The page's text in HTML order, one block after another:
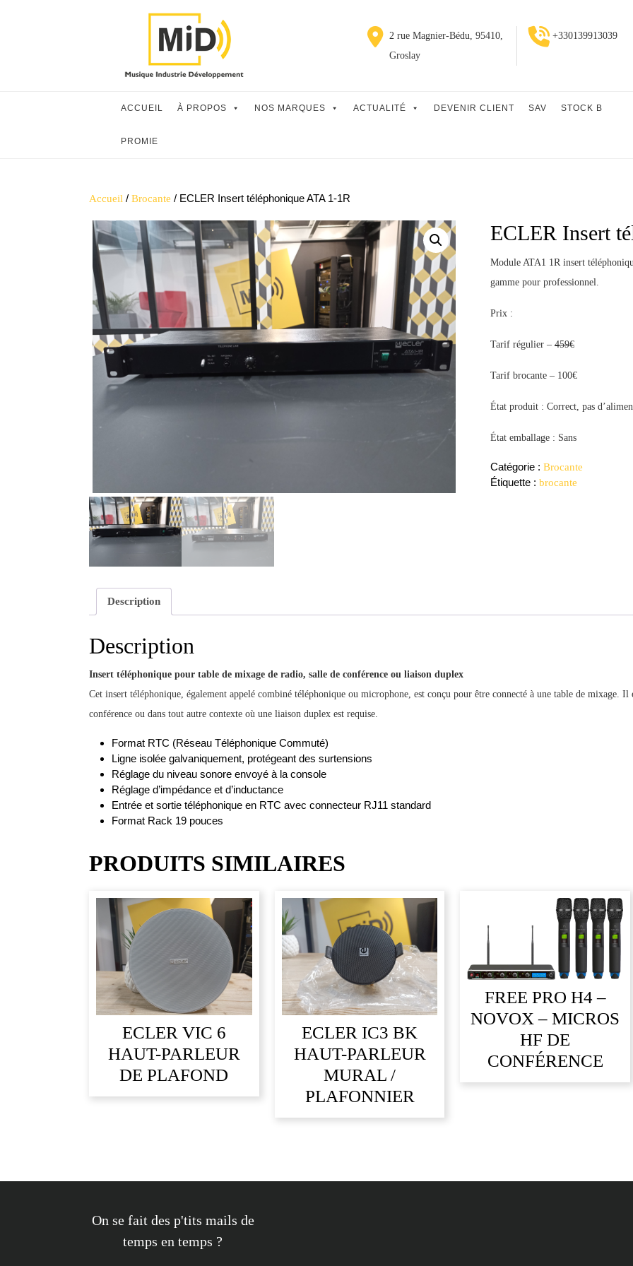
2 rue Magnier-Bédu, 95410,
Groslay
+330139913039
ACCUEIL À PROPOS NOS MARQUES ACTUALITÉ DEVENIR CLIENT SAV STOCK B
PROMIE
Accueil / Brocante / ECLER Insert téléphonique ATA 1-1R
ECLER Insert
Module ATA1 1R insert
gamme pour professionnel.
Prix :
Tarif régulier –459€
Tarif brocante – 100€
État produit : Correct, pas
État emballage : Sans
Catégorie : Brocante
Étiquette : brocante
Description
Description
Insert téléphonique pour table de mixage de radio, salle de conférence ou liaison duplex
Cet insert téléphonique, également appelé combiné téléphonique ou microphone, est conçu pour être connecté à une table de mixage.
conférence ou dans tout autre contexte où une liaison duplex est requise.
Format RTC (Réseau Téléphonique Commuté)
Ligne isolée galvaniquement, protégeant des surtensions
Réglage du niveau sonore envoyé à la console
Réglage d’impédance et d’inductance
Entrée et sortie téléphonique en RTC avec connecteur RJ11 standard
Format Rack 19 pouces
PRODUITS SIMILAIRES
ECLER VIC 6
HAUT-PARLEUR
DE PLAFOND
ECLER IC3 BK
HAUT-PARLEUR
MURAL /
PLAFONNIER
FREE PRO H4 –
NOVOX – MICROS
HF DE
CONFÉRENCE
On se fait des p'tits mails de
temps en temps ?